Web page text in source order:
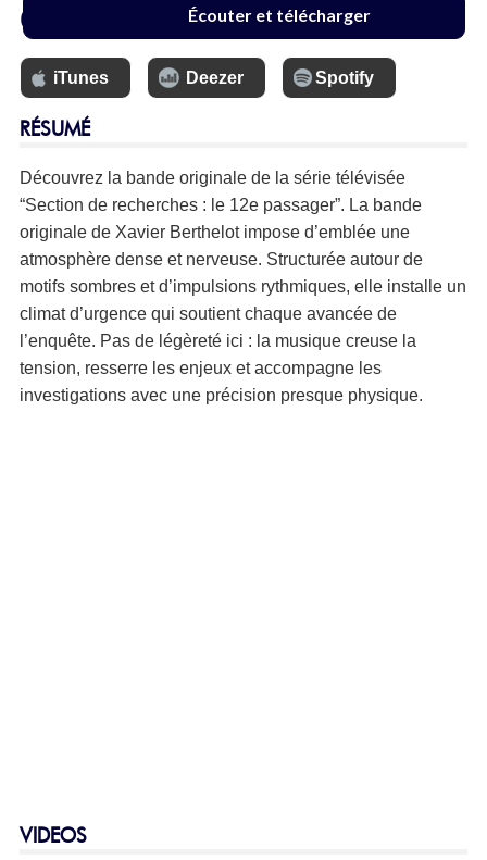
6.99 € Écouter et télécharger
iTunes Deezer Spotify
RÉSUMÉ
Découvrez la bande originale de la série télévisée
“Section de recherches : le 12e passager”. La bande
originale de Xavier Berthelot impose d’emblée une
atmosphère dense et nerveuse. Structurée autour de
motifs sombres et d’impulsions rythmiques, elle installe un
climat d’urgence qui soutient chaque avancée de
l’enquête. Pas de légèreté ici : la musique creuse la
tension, resserre les enjeux et accompagne les
investigations avec une précision presque physique.
VIDEOS